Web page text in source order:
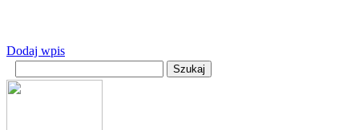
Dodaj wpis